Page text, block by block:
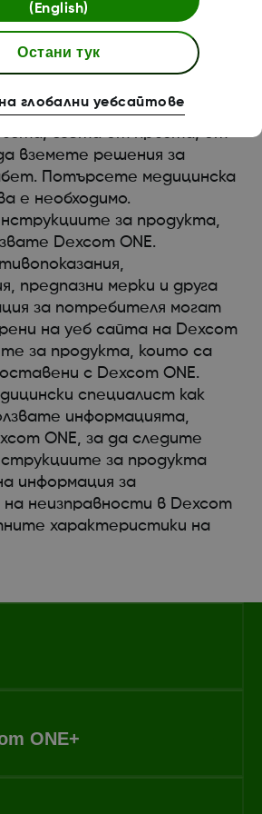
до нараняване. Ако
и отчетените
от Dexcom ONE
стойността на
вземете решения за
Потърсете медицинска
е необходимо.
за продукта,
Dexcom ONE.
предпазни мерки и друга
за потребителя могат
на уеб сайта на Dexcom
за продукта, които са
с Dexcom ONE.
специалист как
информацията,
ONE, за да следите
за продукта
информация за
неизправности в Dexcom
характеристики на
ONE+
(English)
Остани тук
глобални уебсайтове